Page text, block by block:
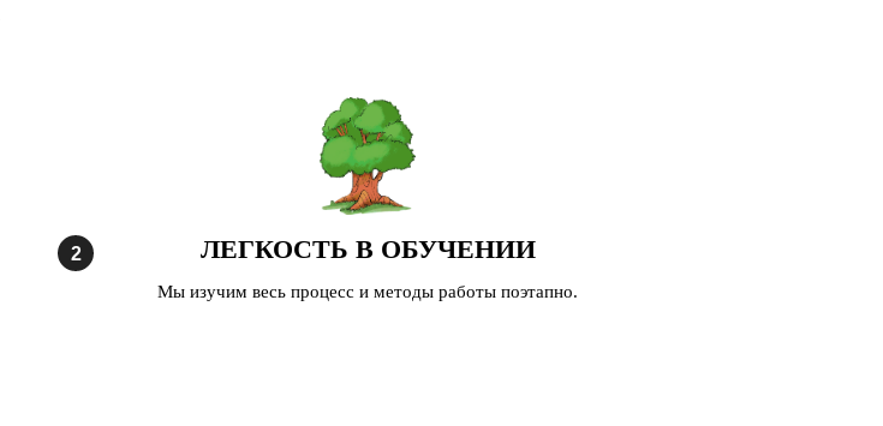
ЛЕГКОСТЬ В ОБУЧЕНИИ
Мы изучим весь процесс и методы работы поэтапно.